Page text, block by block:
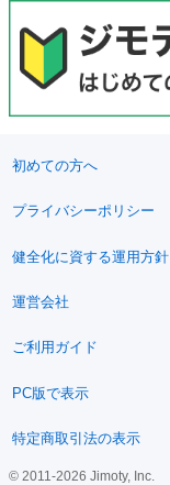
初めての方へ
プライバシーポリシー
健全化に資する運用方針
運営会社
ご利用ガイド
PC版で表示
特定商取引法の表示
© 2011-2026 Jimoty, Inc.